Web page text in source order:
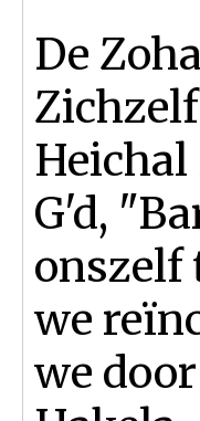
De
Heichal
G'd,
onszelf
we
we